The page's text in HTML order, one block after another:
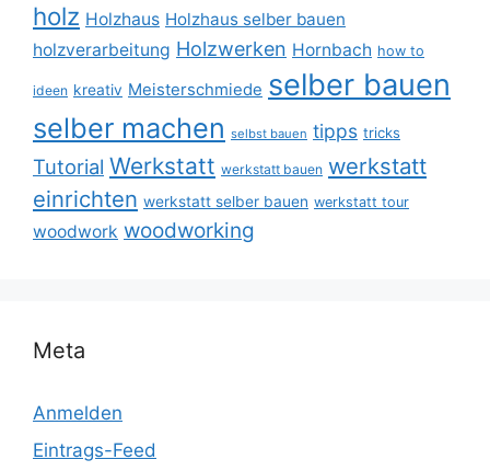
holz Holzhaus Holzhaus selber bauen
holzverarbeitung Holzwerken Hornbach how to
ideen kreativ Meisterschmiede selber bauen
selber machen selbst bauen tipps tricks
Tutorial Werkstatt werkstatt bauen werkstatt
einrichten werkstatt selber bauen werkstatt tour
woodwork woodworking
Meta
Anmelden
Eintrags-Feed